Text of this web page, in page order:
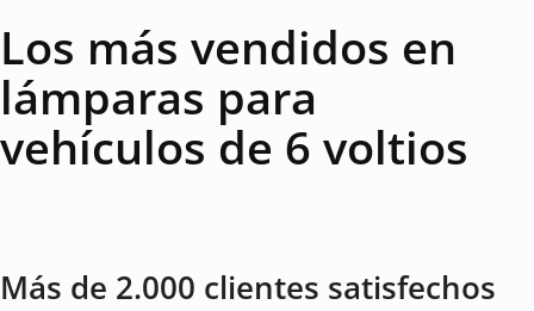
Los más vendidos en
lámparas para
vehículos de 6 voltios
Más de 2.000 clientes satisfechos